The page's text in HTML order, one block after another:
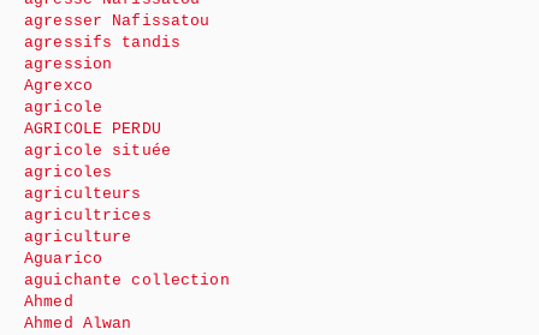
agresser Nafissatou
agressifs tandis
agression
Agrexco
agricole
AGRICOLE PERDU
agricole située
agricoles
agriculteurs
agricultrices
agriculture
Aguarico
aguichante collection
Ahmed
Ahmed Alwan